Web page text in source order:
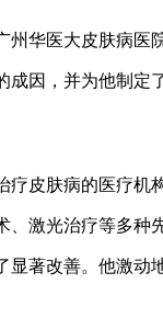
华医大皮肤病医
成因，并为他制
疗皮肤病的医疗机
、激光治疗等多种
显著改善。他激动